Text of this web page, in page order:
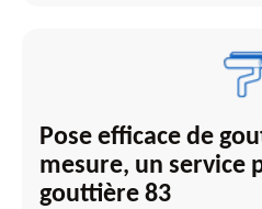
Pose efficace de
mesure, un service
gouttière 83